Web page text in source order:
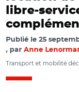
libre-
Publié le 25
par Anne
Transport et mobilité